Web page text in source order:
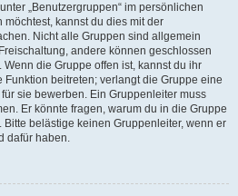
„Benutzergruppen“ im persönlichen
kannst du dies mit der
Nicht alle Gruppen sind allgemein
andere können geschlossen
die Gruppe offen ist, kannst du ihr
beitreten; verlangt die Gruppe eine
sie bewerben. Ein Gruppenleiter muss
Er könnte fragen, warum du in die Gruppe
belästige keinen Gruppenleiter, wenn er
dafür haben.